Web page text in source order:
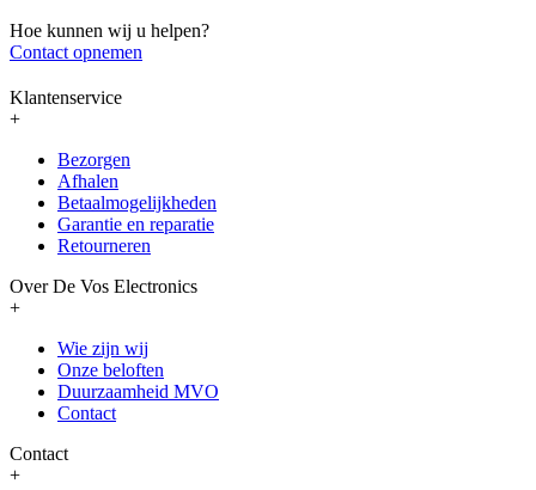
Hoe kunnen wij u helpen?
Contact opnemen
Klantenservice
+
Bezorgen
Afhalen
Betaalmogelijkheden
Garantie en reparatie
Retourneren
Over De Vos Electronics
+
Wie zijn wij
Onze beloften
Duurzaamheid MVO
Contact
Contact
+